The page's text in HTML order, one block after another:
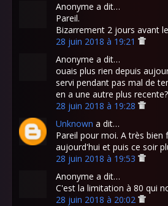
Anonyme a dit…
Pareil.
Bizarrement 2 jours avant
28 juin 2018 à 19:21
Anonyme a dit…
ouais plus rien depuis
servi pendant pas mal de
en a une autre plus
28 juin 2018 à 19:28
Unknown a dit…
Pareil pour moi. A très bien
aujourd'hui et puis ce soir
28 juin 2018 à 19:53
Anonyme a dit…
C'est la limitation à 80 qui
28 juin 2018 à 20:02